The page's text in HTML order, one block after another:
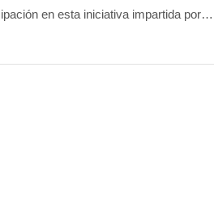
en esta iniciativa impartida por…